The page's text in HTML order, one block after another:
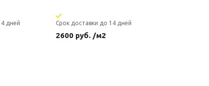
дней Срок доставки до 14 дней
2600руб. /м2